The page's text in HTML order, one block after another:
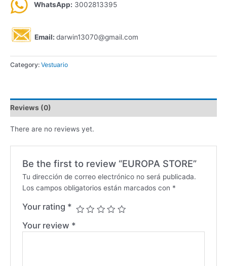
WhatsApp: 3002813395
Email: darwin13070@gmail.com
Category: Vestuario
Reviews (0)
There are no reviews yet.
Be the first to review “EUROPA STORE”
Tu dirección de correo electrónico no será publicada.
Los campos obligatorios están marcados con *
Your rating *
Your review *